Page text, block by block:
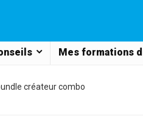
Mes formations
créateur combo